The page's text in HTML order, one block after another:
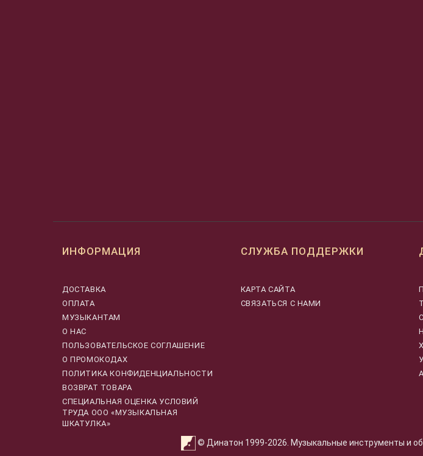
ИНФОРМАЦИЯ
ДОСТАВКА
ОПЛАТА
МУЗЫКАНТАМ
О НАС
ПОЛЬЗОВАТЕЛЬСКОЕ СОГЛАШЕНИЕ
О ПРОМОКОДАХ
ПОЛИТИКА КОНФИДЕНЦИАЛЬНОСТИ
ВОЗВРАТ ТОВАРА
CПЕЦИАЛЬНАЯ ОЦЕНКА УСЛОВИЙ
ТРУДА ООО «МУЗЫКАЛЬНАЯ
ШКАТУЛКА»
СЛУЖБА ПОДДЕРЖКИ
КАРТА САЙТА
СВЯЗАТЬСЯ С НАМИ
© Динатон 1999-2026. Музыкальные инструменты и